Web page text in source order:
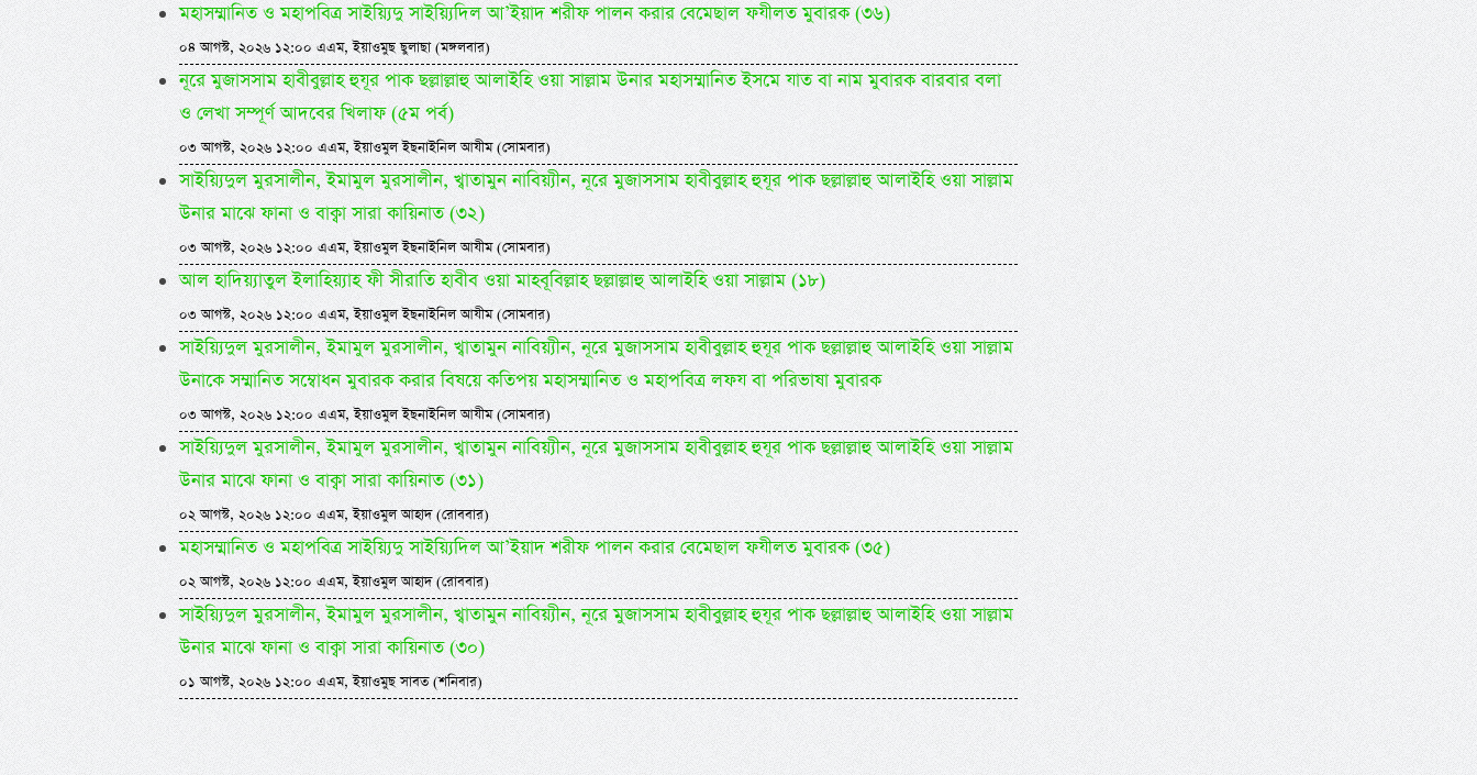
মহাসম্মানিত ও মহাপবিত্র সাইয়্যিদু সাইয়্যিদিল আ’ইয়াদ শরীফ পালন করার বেমেছাল ফযীলত মুবারক (৩৬)
০৪ আগস্ট, ২০২৬ ১২:০০ এএম, ইয়াওমুছ ছুলাছা (মঙ্গলবার)
নূরে মুজাসসাম হাবীবুল্লাহ হুযূর পাক ছল্লাল্লাহু আলাইহি ওয়া সাল্লাম উনার মহাসম্মানিত ইসমে যাত বা নাম মুবারক বারবার বলা
ও লেখা সম্পূর্ণ আদবের খিলাফ (৫ম পর্ব)
০৩ আগস্ট, ২০২৬ ১২:০০ এএম, ইয়াওমুল ইছনাইনিল আযীম (সোমবার)
সাইয়্যিদুল মুরসালীন, ইমামুল মুরসালীন, খ্বাতামুন নাবিয়্যীন, নূরে মুজাসসাম হাবীবুল্লাহ হুযূর পাক ছল্লাল্লাহু আলাইহি ওয়া সাল্লাম
উনার মাঝে ফানা ও বাক্বা সারা কায়িনাত (৩২)
০৩ আগস্ট, ২০২৬ ১২:০০ এএম, ইয়াওমুল ইছনাইনিল আযীম (সোমবার)
আল হাদিয়্যাতুল ইলাহিয়্যাহ ফী সীরাতি হাবীব ওয়া মাহবূবিল্লাহ ছল্লাল্লাহু আলাইহি ওয়া সাল্লাম (১৮)
০৩ আগস্ট, ২০২৬ ১২:০০ এএম, ইয়াওমুল ইছনাইনিল আযীম (সোমবার)
সাইয়্যিদুল মুরসালীন, ইমামুল মুরসালীন, খ্বাতামুন নাবিয়্যীন, নূরে মুজাসসাম হাবীবুল্লাহ হুযূর পাক ছল্লাল্লাহু আলাইহি ওয়া সাল্লাম
উনাকে সম্মানিত সম্বোধন মুবারক করার বিষয়ে কতিপয় মহাসম্মানিত ও মহাপবিত্র লফয বা পরিভাষা মুবারক
০৩ আগস্ট, ২০২৬ ১২:০০ এএম, ইয়াওমুল ইছনাইনিল আযীম (সোমবার)
সাইয়্যিদুল মুরসালীন, ইমামুল মুরসালীন, খ্বাতামুন নাবিয়্যীন, নূরে মুজাসসাম হাবীবুল্লাহ হুযূর পাক ছল্লাল্লাহু আলাইহি ওয়া সাল্লাম
উনার মাঝে ফানা ও বাক্বা সারা কায়িনাত (৩১)
০২ আগস্ট, ২০২৬ ১২:০০ এএম, ইয়াওমুল আহাদ (রোববার)
মহাসম্মানিত ও মহাপবিত্র সাইয়্যিদু সাইয়্যিদিল আ’ইয়াদ শরীফ পালন করার বেমেছাল ফযীলত মুবারক (৩৫)
০২ আগস্ট, ২০২৬ ১২:০০ এএম, ইয়াওমুল আহাদ (রোববার)
সাইয়্যিদুল মুরসালীন, ইমামুল মুরসালীন, খ্বাতামুন নাবিয়্যীন, নূরে মুজাসসাম হাবীবুল্লাহ হুযূর পাক ছল্লাল্লাহু আলাইহি ওয়া সাল্লাম
উনার মাঝে ফানা ও বাক্বা সারা কায়িনাত (৩০)
০১ আগস্ট, ২০২৬ ১২:০০ এএম, ইয়াওমুছ সাবত (শনিবার)